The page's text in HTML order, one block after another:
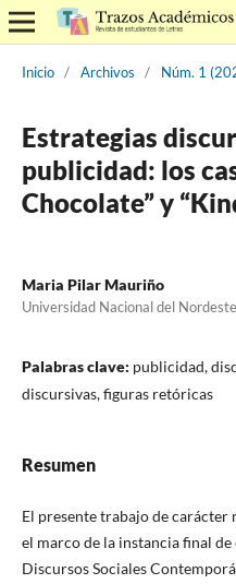
Inicio / Archivos / Núm. 1
Estrategias
publicidad: los
Chocolate” y
Maria Pilar Mauriño
Universidad Nacional del Nordeste
Palabras clave: publicidad,
discursivas, figuras retóricas
Resumen
El presente trabajo de carácter
el marco de la instancia final
Discursos Sociales